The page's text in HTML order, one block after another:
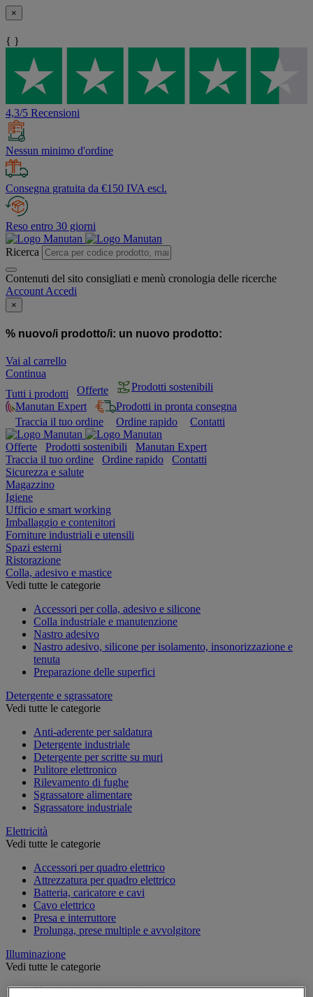
×
{ }
4,3/5 Recensioni
Nessun minimo d'ordine
Consegna gratuita da €150 IVA escl.
Reso entro 30 giorni
Ricerca
Contenuti del sito consigliati e menù cronologia delle ricerche
Account Accedi
×
% nuovo/i prodotto/i: un nuovo prodotto:
Vai al carrello
Continua
Tutti i prodotti
Offerte
Prodotti sostenibili
Manutan Expert
Prodotti in pronta consegna
Traccia il tuo ordine
Ordine rapido Contatti
Offerte Prodotti sostenibili
Manutan Expert
Traccia il tuo ordine
Ordine rapido
Contatti
Sicurezza e salute
Magazzino
Igiene
Ufficio e smart working
Imballaggio e contenitori
Forniture industriali e utensili
Spazi esterni
Ristorazione
Colla, adesivo e mastice
Vedi tutte le categorie
Accessori per colla, adesivo e silicone
Colla industriale e manutenzione
Nastro adesivo
Nastro adesivo, silicone per isolamento, insonorizzazione e
tenuta
Preparazione delle superfici
Detergente e sgrassatore
Vedi tutte le categorie
Anti-aderente per saldatura
Detergente industriale
Detergente per scritte su muri
Pulitore elettronico
Rilevamento di fughe
Sgrassatore alimentare
Sgrassatore industriale
Elettricità
Vedi tutte le categorie
Accessori per quadro elettrico
Attrezzatura per quadro elettrico
Batteria, caricatore e cavi
Cavo elettrico
Presa e interruttore
Prolunga, prese multiple e avvolgitore
Illuminazione
Vedi tutte le categorie
Illuminazione interna ed esterna